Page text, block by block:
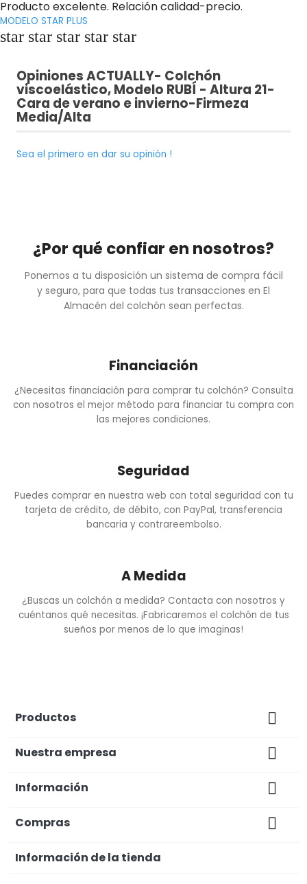
Producto excelente. Relación calidad-precio.
MODELO STAR PLUS
star star star star star
OpinionesACTUALLY- Colchón
viscoelástico, Modelo RUBÍ - Altura 21-
Cara de verano e invierno-Firmeza
Media/Alta
Sea el primero en dar su opinión !
¿Por qué confiar en nosotros?
Ponemos a tu disposición un sistema de compra fácil
y seguro, para que todas tus transacciones en El
Almacén del colchón sean perfectas.
Financiación
¿Necesitas financiación para comprar tu colchón? Consulta
con nosotros el mejor método para financiar tu compra con
las mejores condiciones.
Seguridad
Puedes comprar en nuestra web con total seguridad con tu
tarjeta de crédito, de débito, con PayPal, transferencia
bancaria y contrareembolso.
A Medida
¿Buscas un colchón a medida? Contacta con nosotros y
cuéntanos qué necesitas. ¡Fabricaremos el colchón de tus
sueños por menos de lo que imaginas!
Productos 
Nuestra empresa 
Información 
Compras 
Información de la tienda